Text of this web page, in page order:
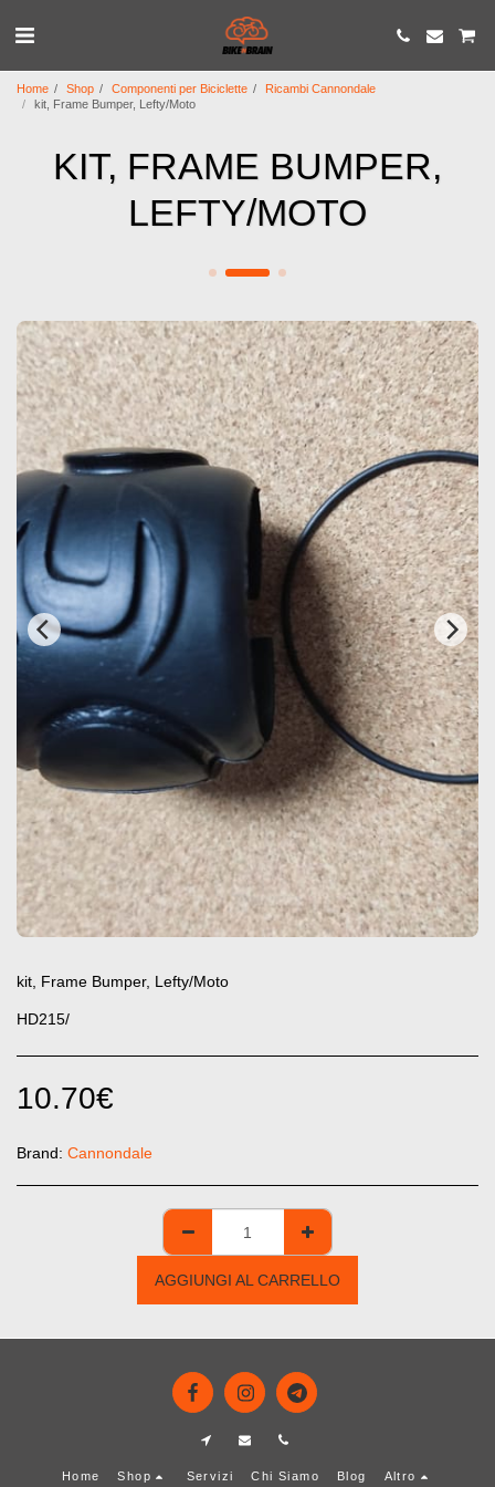
Home Shop Componenti per Biciclette
Ricambi Cannondale
kit, Frame Bumper, Lefty/Moto
KIT, FRAME BUMPER,
LEFTY/MOTO
kit, Frame Bumper, Lefty/Moto
HD215/
10.70€
Brand: Cannondale
AGGIUNGI AL CARRELLO
Home Shop Servizi Chi Siamo Blog Altro